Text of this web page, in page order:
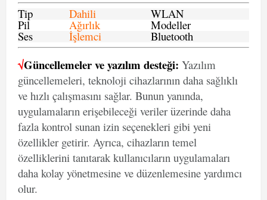
Tip
Dahili WLAN
Pil Ağırlık Modeller
Ses İşlemci Bluetooth
√Güncellemeler ve yazılım desteği: Yazılım
güncellemeleri, teknoloji cihazlarının daha sağlıklı
ve hızlı çalışmasını sağlar. Bunun yanında,
uygulamaların erişebileceği veriler üzerinde daha
fazla kontrol sunan izin seçenekleri gibi yeni
özellikler getirir. Ayrıca, cihazların temel
özelliklerini tanıtarak kullanıcıların uygulamaları
daha kolay yönetmesine ve düzenlemesine yardımcı
olur.